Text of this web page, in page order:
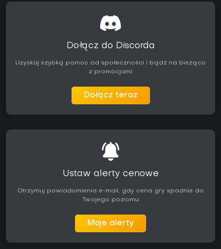
Dołącz do Discorda
Uzyskaj szybką pomoc od społeczności i bądź na bieżąco
z promocjami
Dołącz teraz
Ustaw alerty cenowe
Otrzymuj powiadomienia e-mail, gdy cena gry spadnie do
Twojego poziomu
Moje alerty